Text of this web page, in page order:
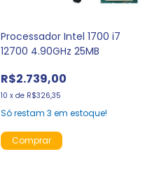
Processador Intel 1700 i7
12700 4.90GHz 25MB
R$2.739,00
10 x de R$326,35
Só restam 3 em estoque!